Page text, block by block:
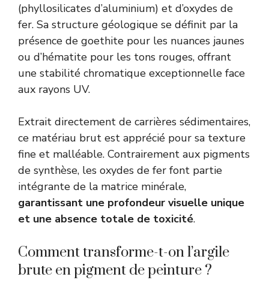
(phyllosilicates d’aluminium) et d’oxydes de
fer. Sa structure géologique se définit par la
présence de goethite pour les nuances jaunes
ou d’hématite pour les tons rouges, offrant
une stabilité chromatique exceptionnelle face
aux rayons UV.
Extrait directement de carrières sédimentaires,
ce matériau brut est apprécié pour sa texture
fine et malléable. Contrairement aux pigments
de synthèse, les oxydes de fer font partie
intégrante de la matrice minérale,
garantissant une profondeur visuelle unique
et une absence totale de toxicité.
Comment transforme-t-on l’argile
brute en pigment de peinture ?